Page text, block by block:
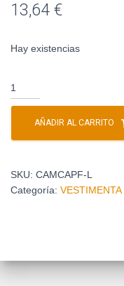
13,64 €
Hay existencias
AÑADIR AL CARRITO
SKU: CAMCAPF-L
Categoría: VESTIMENTA